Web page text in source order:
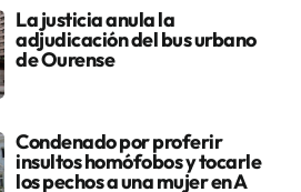
La justicia anula la
adjudicación del bus urbano
de Ourense
Condenado por proferir
insultos homófobos y tocarle
los pechos a una mujer en A